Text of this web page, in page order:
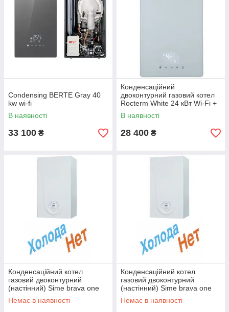
Condensing BERTE Gray 40
kw wi-fi
В наявності
33 100 ₴
Конденсаційний
двоконтурний газовий котел
Rocterm White 24 кВт Wi-Fi +
коаксіальний димохід
В наявності
28 400 ₴
Конденсаційний котел
газовий двоконтурний
(настінний) Sime brava one
30 he erp (турбований)
Немає в наявності
Конденсаційний котел
газовий двоконтурний
(настінний) Sime brava one
25 he erp (турбований)
Немає в наявності